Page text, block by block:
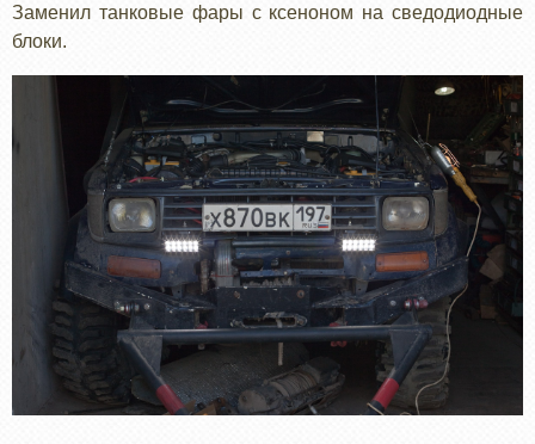
Заменил танковые фары с ксеноном на сведодиодные
блоки.